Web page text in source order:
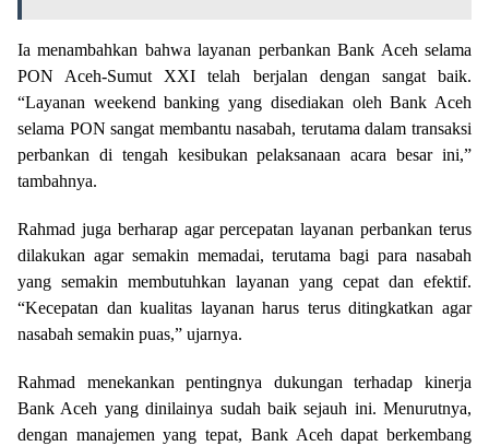
Ia menambahkan bahwa layanan perbankan Bank Aceh selama
PON Aceh-Sumut XXI telah berjalan dengan sangat baik.
“Layanan weekend banking yang disediakan oleh Bank Aceh
selama PON sangat membantu nasabah, terutama dalam transaksi
perbankan di tengah kesibukan pelaksanaan acara besar ini,”
tambahnya.
Rahmad juga berharap agar percepatan layanan perbankan terus
dilakukan agar semakin memadai, terutama bagi para nasabah
yang semakin membutuhkan layanan yang cepat dan efektif.
“Kecepatan dan kualitas layanan harus terus ditingkatkan agar
nasabah semakin puas,” ujarnya.
Rahmad menekankan pentingnya dukungan terhadap kinerja
Bank Aceh yang dinilainya sudah baik sejauh ini. Menurutnya,
dengan manajemen yang tepat, Bank Aceh dapat berkembang